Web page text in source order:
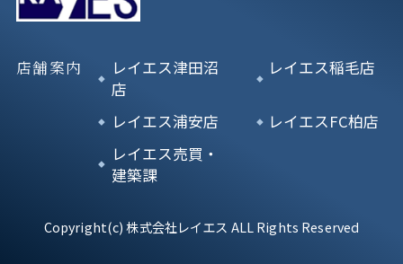
店舗案内
レイエス津田沼
店
レイエス稲毛店
レイエス浦安店
レイエスFC柏店
レイエス売買・
建築課
Copyright(c) 株式会社レイエス ALL Rights Reserved